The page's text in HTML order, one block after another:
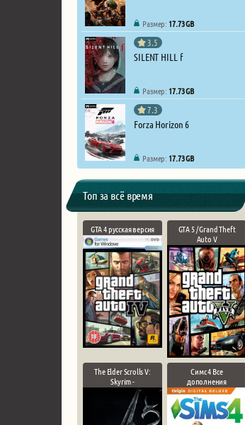
Размер: 17.73 GB
3.5
SILENT HILL f
Размер: 17.73 GB
7.3
Forza Horizon 6
Размер: 17.73 GB
Топ за всё время
GTA 4 русская версия
GTA 5 / Grand Theft
Auto V
The Elder Scrolls V:
Skyrim -
Симс 4 Все
дополнения